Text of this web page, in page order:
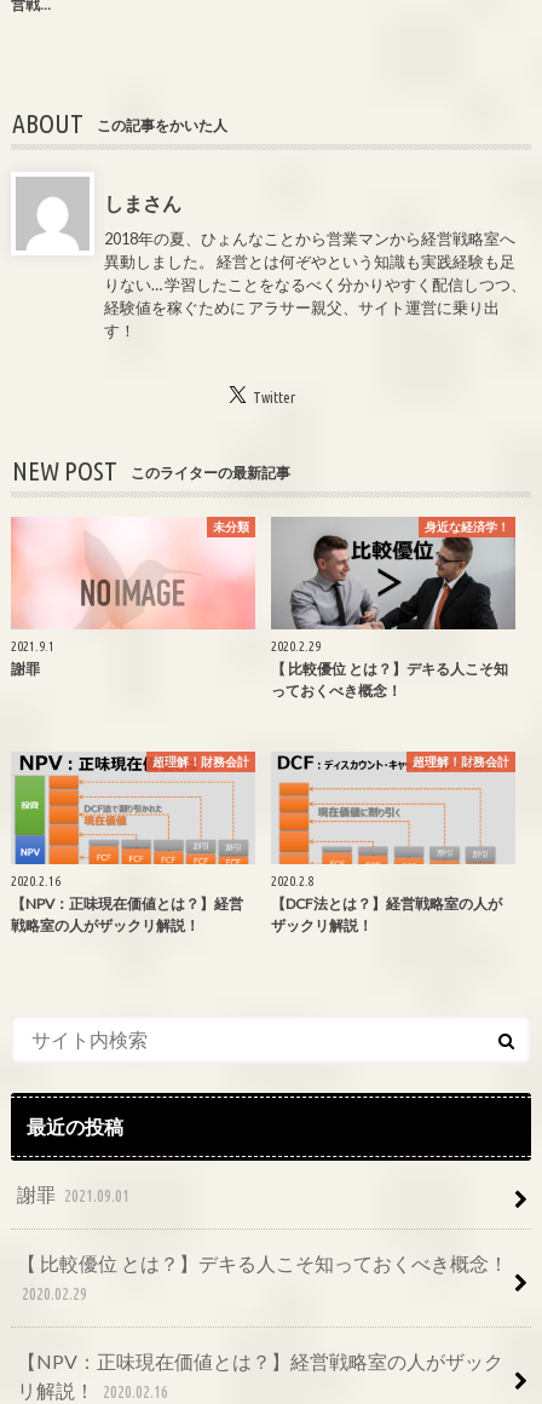
営戦…
ABOUT この記事をかいた人
しまさん
2018年の夏、ひょんなことから営業マンから経営戦略室へ
異動しました。 経営とは何ぞやという知識も実践経験も足
りない… 学習したことをなるべく分かりやすく配信しつつ、
経験値を稼ぐために アラサー親父、サイト運営に乗り出
す！
Twitter
NEW POST このライターの最新記事
未分類
2021.9.1
謝罪
身近な経済学！
2020.2.29
【 比較優位 とは？】デキる人こそ知
っておくべき概念！
超理解！財務会計
2020.2.16
【NPV：正味現在価値とは？】経営
戦略室の人がザックリ解説！
超理解！財務会計
2020.2.8
【DCF法とは？】経営戦略室の人が
ザックリ解説！
最近の投稿
謝罪 2021.09.01
【 比較優位 とは？】デキる人こそ知っておくべき概念！
2020.02.29
【NPV：正味現在価値とは？】経営戦略室の人がザック
リ解説！
2020.02.16